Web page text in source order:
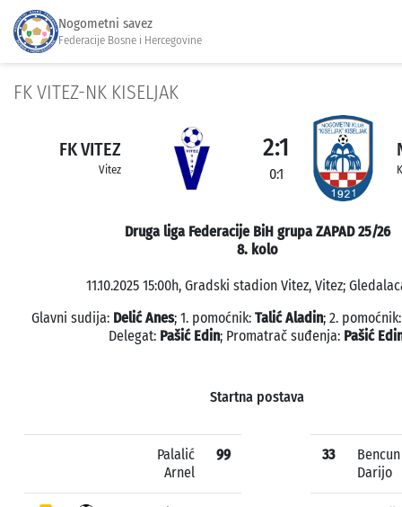
Nogometni savez
Federacije Bosne i Hercegovine
FK VITEZ-NK KISELJAK
FK VITEZ
Vitez
2:1
0:1
Druga liga Federacije BiH grupa ZAPAD 25/26
8. kolo
11.10.2025 15:00h, Gradski stadion Vitez, Vitez;
Glavni sudija: Delić Anes; 1. pomoćnik: Talić Aladin; 2.
Delegat: Pašić Edin; Promatrač suđenja: Pašić
Startna postava
Palalić
Arnel
99 33
Bencun
Darijo